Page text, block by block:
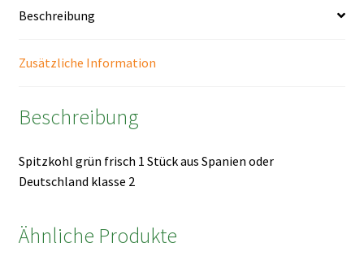
Beschreibung
Zusätzliche Information
Beschreibung
Spitzkohl grün frisch 1 Stück aus Spanien oder
Deutschland klasse 2
Ähnliche Produkte